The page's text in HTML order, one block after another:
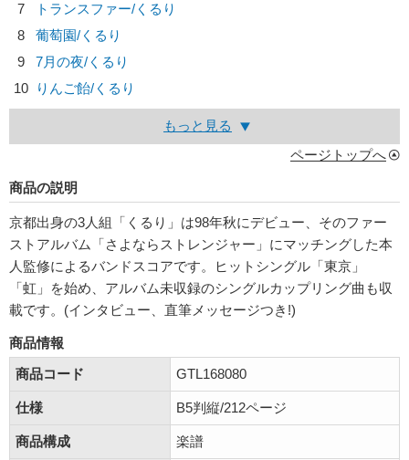
7
トランスファー/ くるり
8
葡萄園/ くるり
9
7月の夜/ くるり
10
りんご飴/ くるり
もっと見る
ページトップへ
商品の説明
京都出身の3人組「くるり」は98年秋にデビュー、そのファー
ストアルバム「さよならストレンジャー」にマッチングした本
人監修によるバンドスコアです。ヒットシングル「東京」
「虹」を始め、アルバム未収録のシングルカップリング曲も収
載です。(インタビュー、直筆メッセージつき!)
商品情報
商品コード
GTL168080
仕様 B5判縦/212ページ
商品構成 楽譜